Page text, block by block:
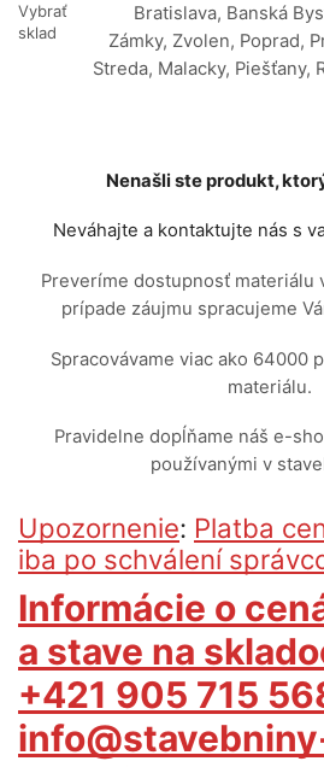
Vybrať
sklad
Bratislava, Banská
Zámky, Zvolen, Poprad,
Streda, Malacky, Piešťany,
Nenašli ste produkt,
Neváhajte a kontaktujte nás s
Preveríme dostupnosť materiálu
prípade záujmu spracujeme
Spracovávame viac ako 64000
materiálu.
Pravidelne dopĺňame náš e-
používanými v
Upozornenie: Platba
iba po schválení
Informácie o
a stave na
+421 905 715